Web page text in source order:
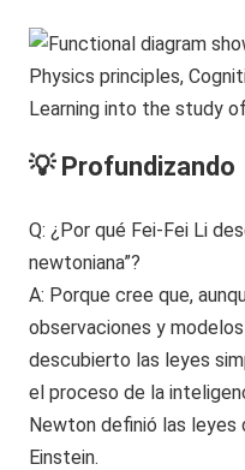
💡 Profundizando
Q: ¿Por qué Fei-Fei Li
newtoniana”?
A: Porque cree que,
observaciones y
descubierto las leyes
el proceso de la
Newton definió las leyes
Einstein.